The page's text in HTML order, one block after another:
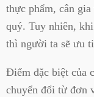
thực phẩm, cân
quý. Tuy nhiên,
thì người ta sẽ ưu
Điểm đặc biệt của
chuyển đổi từ đơn